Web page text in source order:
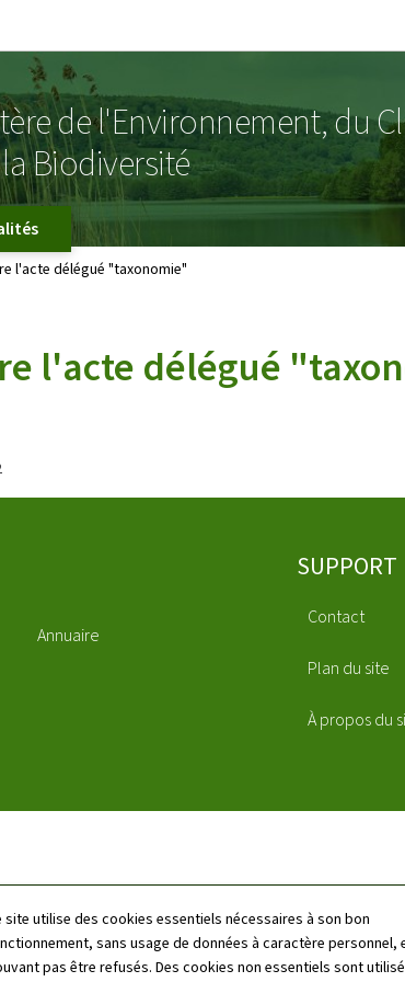
site utilise des cookies essentiels nécessaires à son bon
sans usage de données à caractère personnel,
pas être refusés. Des cookies non essentiels sont
de l'Environnement, du
Biodiversité
l'acte délégué "taxonomie"
l'acte délégué
Annuaire
SUPPORT
Contact
Plan du site
À propos du